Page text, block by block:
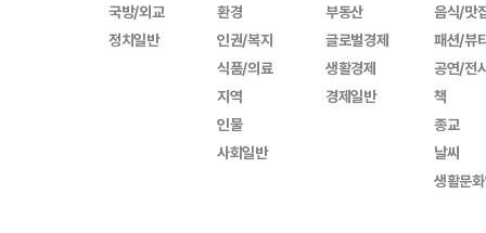
국방/외교
정치일반
환경
인권/복지
식품/의료
지역
인물
사회일반
부동산
글로벌경제
생활경제
경제일반
음식/맛
패션/뷰
공연/전
책
종교
날씨
생활문